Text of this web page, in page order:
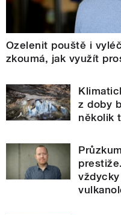
Ozelenit pouště i
zkoumá, jak využít
z doby
několik